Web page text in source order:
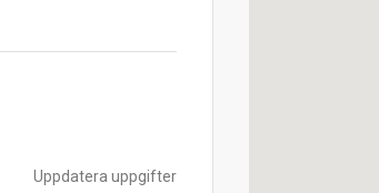
Uppdatera uppgifter